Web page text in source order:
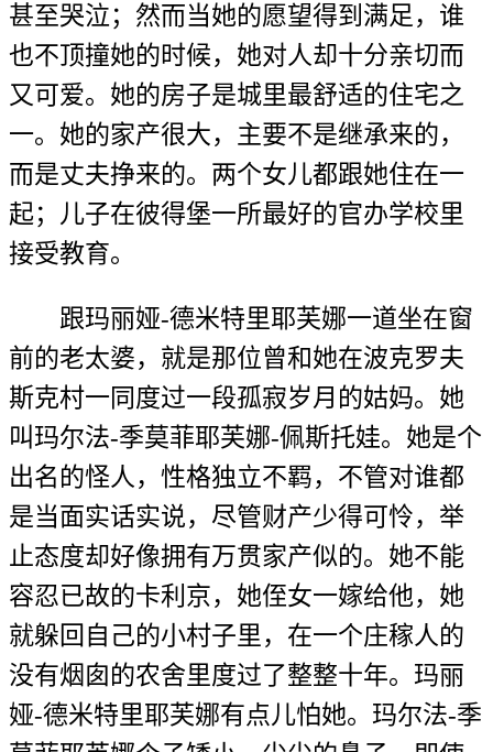
甚至哭泣；然而当她的愿望得到满足，谁
也不顶撞她的时候，她对人却十分亲切而
又可爱。她的房子是城里最舒适的住宅之
一。她的家产很大，主要不是继承来的，
而是丈夫挣来的。两个女儿都跟她住在一
起；儿子在彼得堡一所最好的官办学校里
接受教育。
跟玛丽娅-德米特里耶芙娜一道坐在窗
前的老太婆，就是那位曾和她在波克罗夫
斯克村一同度过一段孤寂岁月的姑妈。她
叫玛尔法-季莫菲耶芙娜-佩斯托娃。她是个
出名的怪人，性格独立不羁，不管对谁都
是当面实话实说，尽管财产少得可怜，举
止态度却好像拥有万贯家产似的。她不能
容忍已故的卡利京，她侄女一嫁给他，她
就躲回自己的小村子里，在一个庄稼人的
没有烟囱的农舍里度过了整整十年。玛丽
娅-德米特里耶芙娜有点儿怕她。玛尔法-季